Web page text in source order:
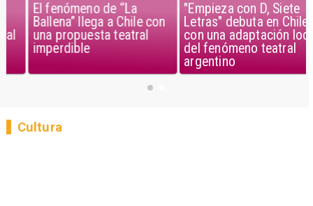
El fenómeno de “La
Ballena” llega a Chile con
una propuesta teatral
imperdible
"Empieza con D, Siete
Letras" debuta en Chile
con una adaptación local
del fenómeno teatral
argentino
Cultura